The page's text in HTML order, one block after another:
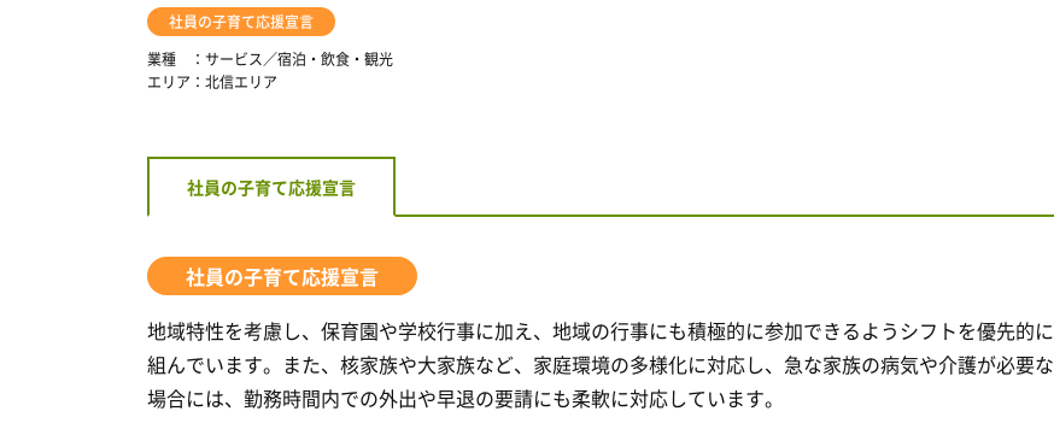
社員の子育て応援宣言
業種
サービス／宿泊・飲食・観光
エリア
北信エリア
社員の子育て応援宣言
社員の子育て応援宣言
地域特性を考慮し、保育園や学校行事に加え、地域の行事にも積極的に参加できるようシフトを優先的に
組んでいます。また、核家族や大家族など、家庭環境の多様化に対応し、急な家族の病気や介護が必要な
場合には、勤務時間内での外出や早退の要請にも柔軟に対応しています。